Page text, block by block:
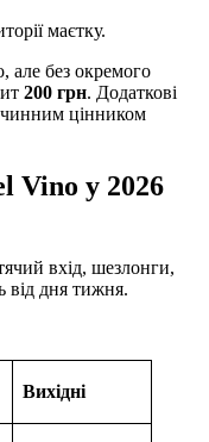
маєтку.
але без окремого
200 грн. Додаткові
чинним цінником
Vino у 2026
вхід, шезлонги,
від дня тижня.
Вихідні